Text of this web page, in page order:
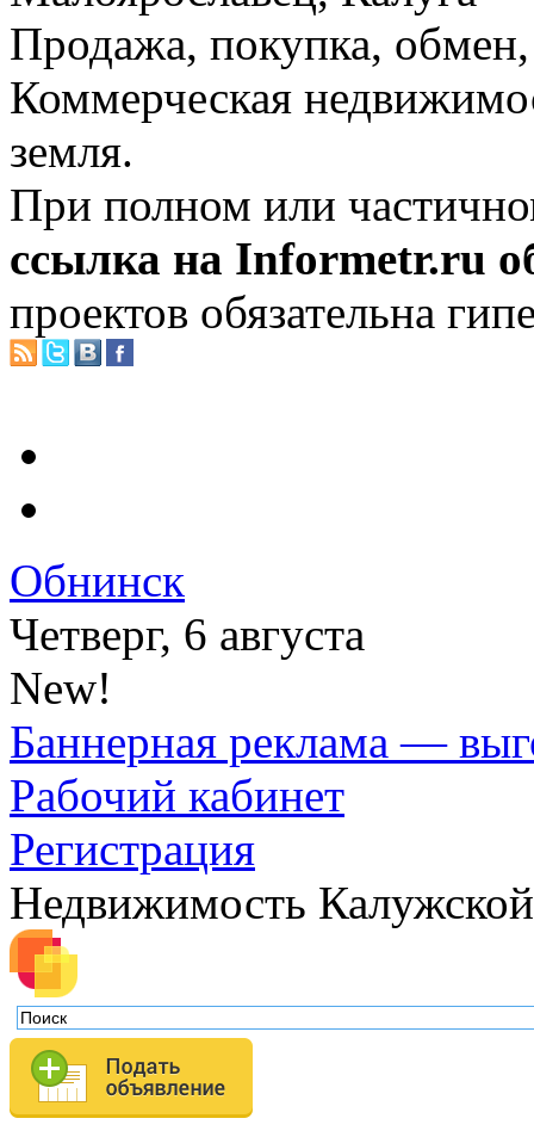
Продажа, покупка, обмен,
Коммерческая
земля.
При полном или
ссылка на Informetr.ru
проектов обязательна
Обнинск
Четверг, 6 августа
New!
Баннерная реклама —
Рабочий кабинет
Регистрация
Недвижимость